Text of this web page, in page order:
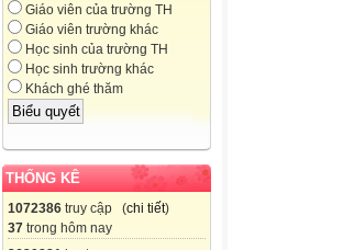
Giáo viên của trường TH
Giáo viên trường khác
Học sinh của trường TH
Học sinh trường khác
Khách ghé thăm
THỐNG KÊ
1072386 truy cập (chi tiết)
37 trong hôm nay